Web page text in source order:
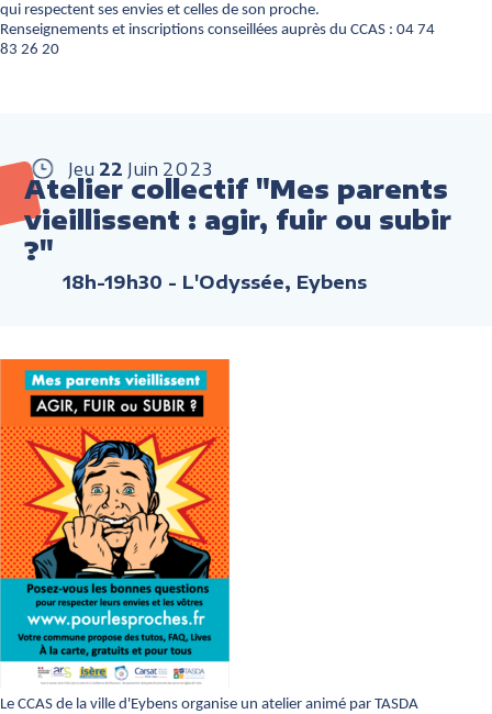
qui respectent ses envies et celles de son proche.
Renseignements et inscriptions conseillées auprès du CCAS : 04 74
83 26 20
Jeu 22 Juin 2023
Atelier collectif "Mes parents
vieillissent : agir, fuir ou subir
?"
18h-19h30 - L'Odyssée, Eybens
Le CCAS de la ville d'Eybens organise un atelier animé par TASDA